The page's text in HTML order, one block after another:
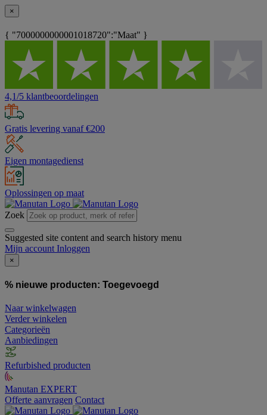
×
{ "7000000000001018720":"Maat" }
4,1/5 klantbeoordelingen
Gratis levering vanaf €200
Eigen montagedienst
Oplossingen op maat
Zoek
Suggested site content and search history menu
Mijn account Inloggen
×
% nieuwe producten: Toegevoegd
Naar winkelwagen
Verder winkelen
Categorieën
Aanbiedingen
Refurbished producten
Manutan EXPERT
Offerte aanvragen Contact